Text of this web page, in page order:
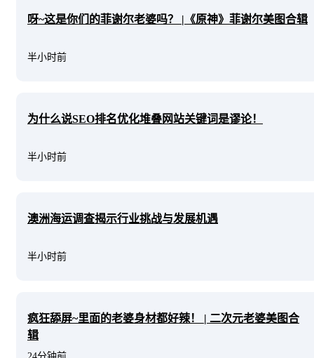
呀~这是你们的菲谢尔老婆吗？ |《原神》菲谢尔美图合辑
半小时前
为什么说SEO排名优化堆叠网站关键词是谬论！
半小时前
澳洲海运调查揭示行业挑战与发展机遇
半小时前
疯狂舔屏~里面的老婆身材都好辣！ | 二次元老婆美图合
辑